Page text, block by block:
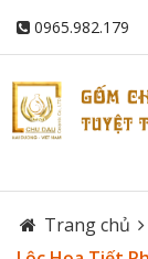
0965.982.179
Trang chủ